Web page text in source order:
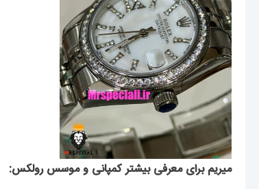
میریم برای معرفی بیشتر کمپانی و موسس رولکس: